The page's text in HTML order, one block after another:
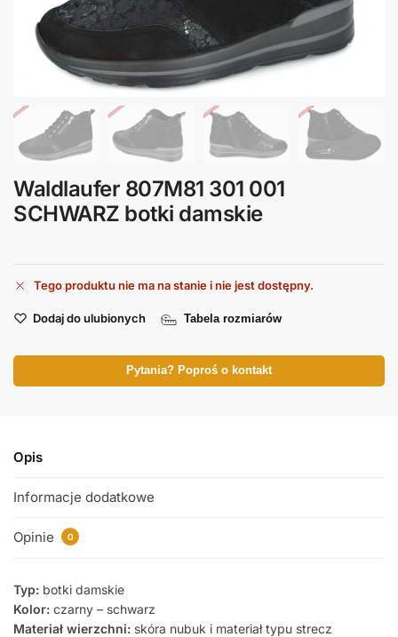
Waldlaufer 807M81 301 001
SCHWARZ botki damskie
Tego produktu nie ma na stanie i nie jest dostępny.
Dodaj do ulubionych Tabela rozmiarów
Pytania? Poproś o kontakt
Opis
Informacje dodatkowe
Opinie 0
Typ: botki damskie
Kolor: czarny – schwarz
Materiał wierzchni: skóra nubuk i materiał typu strecz